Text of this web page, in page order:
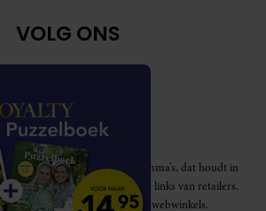
VOLG ONS
affiliate marketing programma’s, dat houdt in
voor aankopen middels links van retailers.
door de genoemde webwinkels.